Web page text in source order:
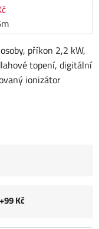
příkon 2,2 kW,
topení, digitální
ionizátor
+99 Kč